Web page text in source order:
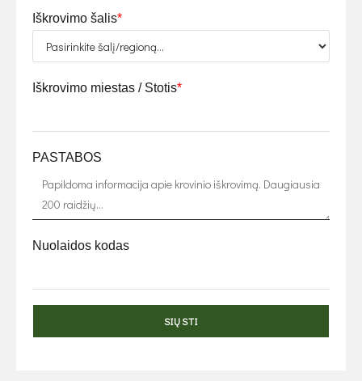
Iškrovimo šalis*
Iškrovimo miestas / Stotis*
PASTABOS
Nuolaidos kodas